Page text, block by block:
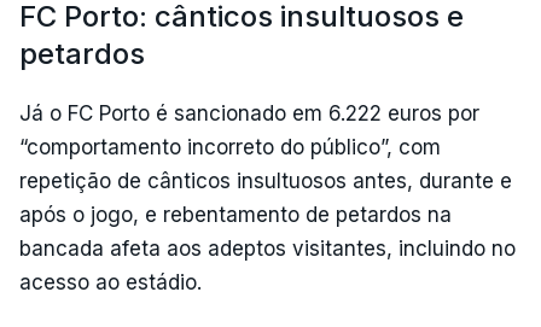
FC Porto: cânticos insultuosos e
petardos
Já o FC Porto é sancionado em 6.222 euros por
“comportamento incorreto do público”, com
repetição de cânticos insultuosos antes, durante e
após o jogo, e rebentamento de petardos na
bancada afeta aos adeptos visitantes, incluindo no
acesso ao estádio.